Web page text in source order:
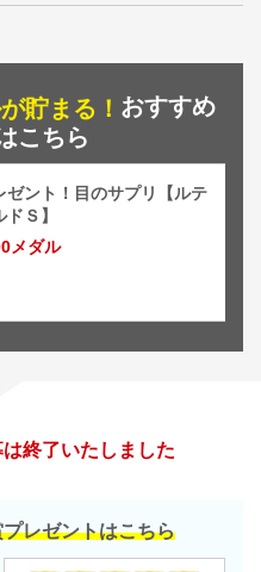
貯まる！ おすすめ
こちら
ゼント！目のサプリ【ルテ
Ｓ】
メダル
終了いたしました
レゼントはこちら